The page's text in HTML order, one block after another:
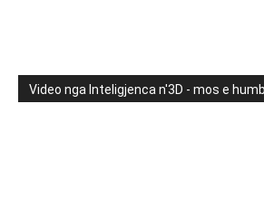
Video nga Inteligjenca n'3D - mos e